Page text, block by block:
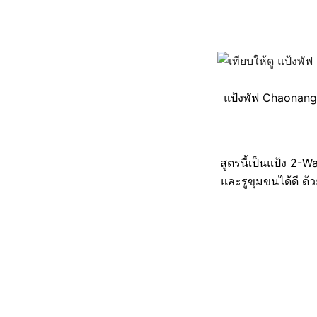
แป้งพัฟ
สูตรนี้เป็นแป้ง 2-
และรูขุมขนได้ดี ด้